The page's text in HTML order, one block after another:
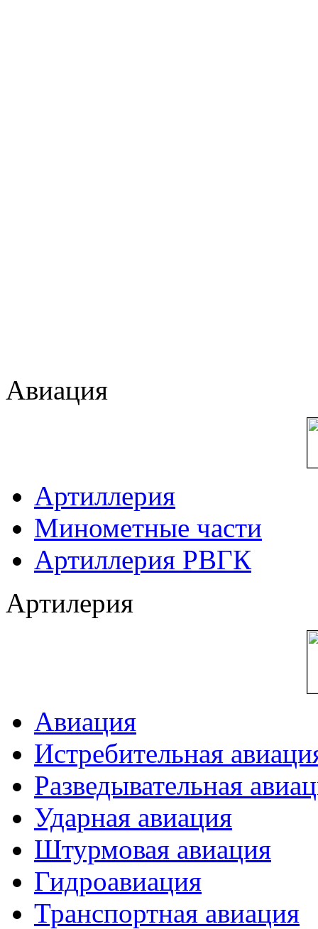
Авиация
Артиллерия
Минометные части
Артиллерия РВГК
Артилерия
Авиация
Истребительная
Разведывательная
Ударная авиация
Штурмовая авиация
Гидроавиация
Транспортная авиация